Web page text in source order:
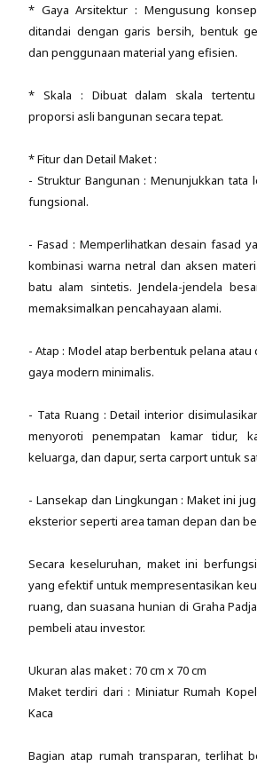
* Gaya Arsitektur : Mengusung
ditandai dengan garis bersih, bentuk
dan penggunaan material yang efisien.
* Skala : Dibuat dalam skala
proporsi asli bangunan secara tepat.
* Fitur dan Detail Maket :
- Struktur Bangunan : Menunjukkan tata
fungsional.
- Fasad : Memperlihatkan desain fasad
kombinasi warna netral dan aksen
batu alam sintetis. Jendela-jendela
memaksimalkan pencahayaan alami.
- Atap : Model atap berbentuk pelana atau
gaya modern minimalis.
- Tata Ruang : Detail interior
menyoroti penempatan kamar tidur,
keluarga, dan dapur, serta carport untuk
- Lansekap dan Lingkungan : Maket ini
eksterior seperti area taman depan dan
Secara keseluruhan, maket ini
yang efektif untuk mempresentasikan
ruang, dan suasana hunian di Graha
pembeli atau investor.
Ukuran alas maket : 70 cm x 70 cm
Maket terdiri dari : Miniatur Rumah
Kaca
Bagian atap rumah transparan, terlihat